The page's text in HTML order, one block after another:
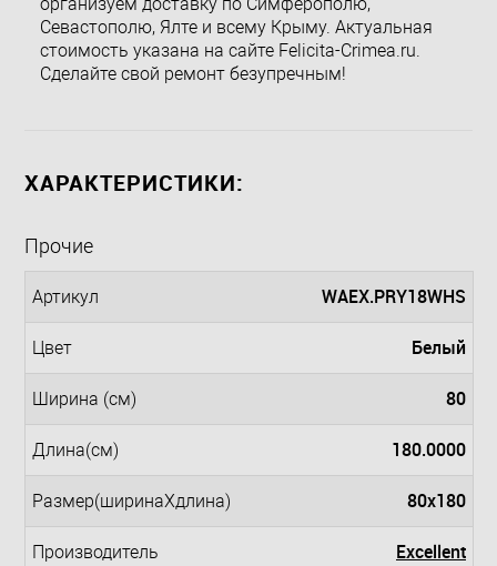
организуем доставку по Симферополю,
Севастополю, Ялте и всему Крыму. Актуальная
стоимость указана на сайте Felicita-Crimea.ru.
Сделайте свой ремонт безупречным!
ХАРАКТЕРИСТИКИ:
Прочие
Артикул WAEX.PRY18WHS
Цвет Белый
Ширина (см) 80
Длина(см) 180.0000
Размер(ширинаXдлина) 80x180
Производитель Excellent